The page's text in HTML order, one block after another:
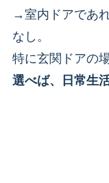
→室内ドアであ
なし。
特に玄関ドアの
選べば、日常生